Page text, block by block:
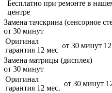
Бесплатно при ремонте в
центре
Замена тачскрина (сенсорное
от 30 минут
Оригинал
гарантия 12 мес
от 30 минут
Замена матрицы (дисплея)
от 30 минут
Оригинал
гарантия 12 мес.
от 30 минут